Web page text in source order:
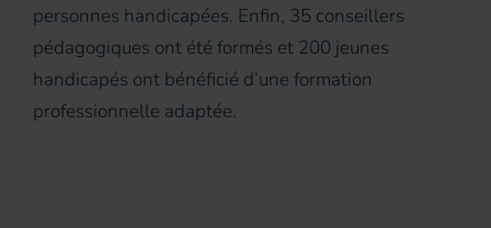
personnes handicapées. Enfin, 35 conseillers
pédagogiques ont été formés et 200 jeunes
handicapés ont bénéficié d’une formation
professionnelle adaptée.